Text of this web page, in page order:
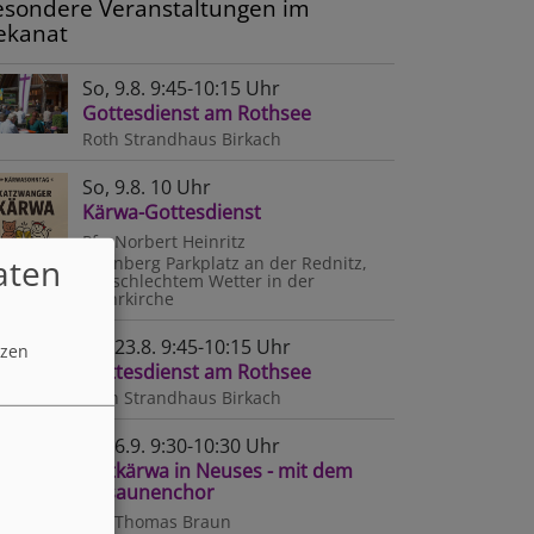
Veranstaltungen im
So, 9.8. 9:45-10:15 Uhr
Gottesdienst am Rothsee
Roth Strandhaus Birkach
So, 9.8. 10 Uhr
Kärwa-Gottesdienst
Pfr. Norbert Heinritz
Nürnberg Parkplatz an der Rednitz,
bei schlechtem Wetter in der
Wehrkirche
So, 23.8. 9:45-10:15 Uhr
Gottesdienst am Rothsee
Roth Strandhaus Birkach
So, 6.9. 9:30-10:30 Uhr
Zeltkärwa in Neuses - mit dem
Posaunenchor
Pfr. Thomas Braun